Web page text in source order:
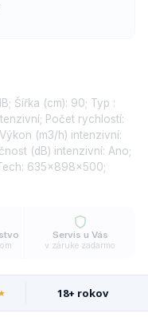
Šířka (cm): 90; Typ :
Počet rychlostí:
(m3/h) intenzivní:
(dB) intenzivní: Ano;
635x898x500;
Servis u Vás
v záruke zadarmo
18+ rokov